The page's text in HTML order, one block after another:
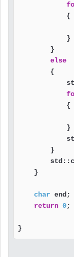
            {
            }
        }
else
        {
            {
            }
        }
    }
char end;
return 0;
}